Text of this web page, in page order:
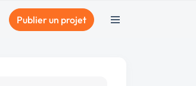
Publier un projet